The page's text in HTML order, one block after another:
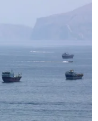
Công an tỉnh
quan chức năng